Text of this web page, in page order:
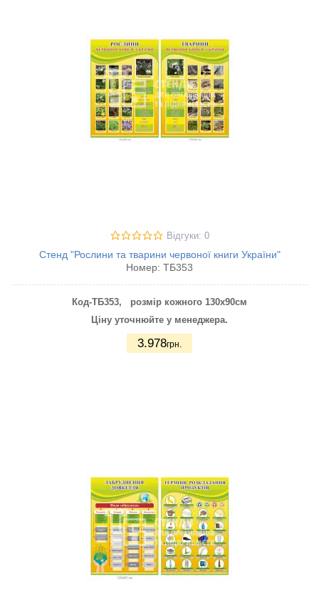
Відгуки: 0
Стенд "Рослини та тварини червоної книги України"
Номер: ТБ353
Код-ТБ353,
розмір кожного 130х90см
Ціну уточнюйте у менеджера.
3.978грн.